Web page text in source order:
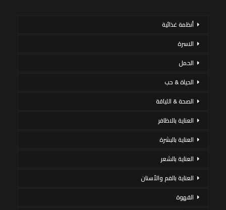
أنظمة غذائية
الاسرة
الحمل
الحياة & حب
الصحة & اللياقة
العناية بالاظافر
العناية بالبشرة
العناية بالشعر
العناية بالفم والأسنان
القهوة